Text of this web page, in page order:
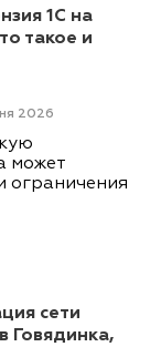
1С на
такое и
2026
может
ограничения
сети
Говядинка,